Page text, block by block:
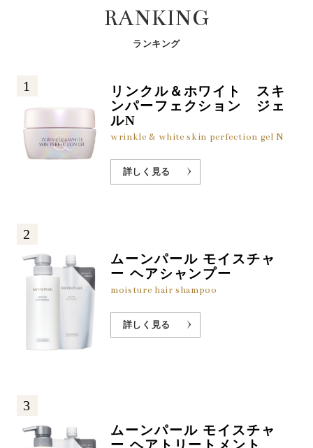
RANKING
ランキング
1
リンクル＆ホワイト スキ
ンパーフェクション ジェ
ルN
wrinkle & white skin perfection gel N
詳しく見る
2
ムーンパール モイスチャ
ー ヘアシャンプー
moisture hair shampoo
詳しく見る
3
ムーンパール モイスチャ
ー ヘアトリートメント